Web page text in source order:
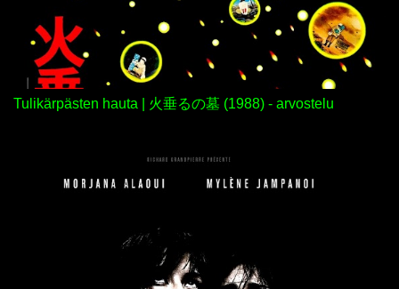
Tulikärpästen hauta | 火垂るの墓 (1988) - arvostelu